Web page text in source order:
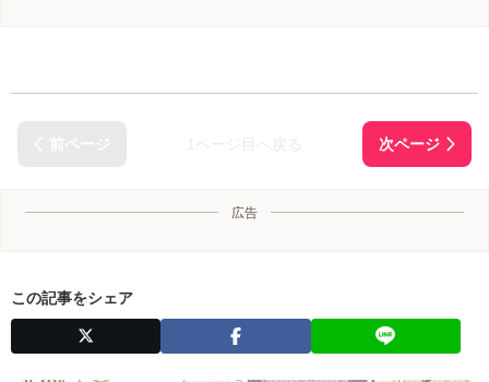
広告
この記事をシェア